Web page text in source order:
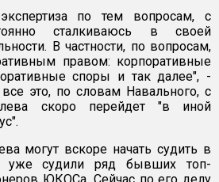
по тем вопросам, с
сталкиваюсь в своей
В частности, по вопросам,
правом: корпоративные
споры и так далее", -
это, по словам Навального, с
скоро перейдет "в иной
могут вскоре начать судить в
уже судили ряд бывших топ-
ЮКОСа. Сейчас по его делу